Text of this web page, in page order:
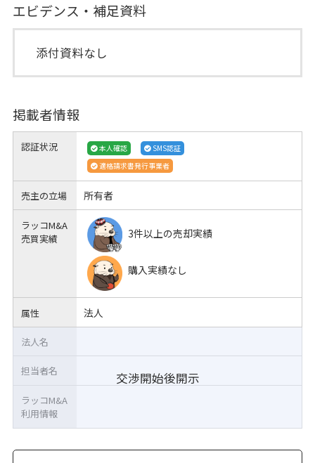
エビデンス・補足資料
添付資料なし
掲載者情報
認証状況 本人確認
SMS認証
適格請求書発行事業者
売主の立場 所有者
ラッコM&A
売買実績
3件以上の売却実績
購入実績なし
属性 法人
交渉開始後開示
法人名
担当者名
ラッコM&A
利用情報